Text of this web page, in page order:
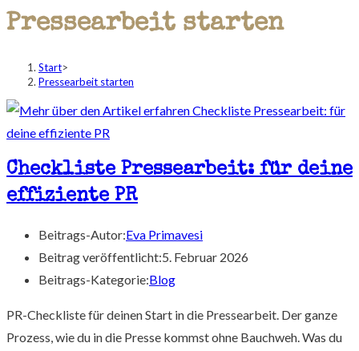
Pressearbeit starten
Start>
Pressearbeit starten
Checkliste Pressearbeit: für deine
effiziente PR
Beitrags-Autor:Eva Primavesi
Beitrag veröffentlicht:5. Februar 2026
Beitrags-Kategorie:Blog
PR-Checkliste für deinen Start in die Pressearbeit. Der ganze
Prozess, wie du in die Presse kommst ohne Bauchweh. Was du